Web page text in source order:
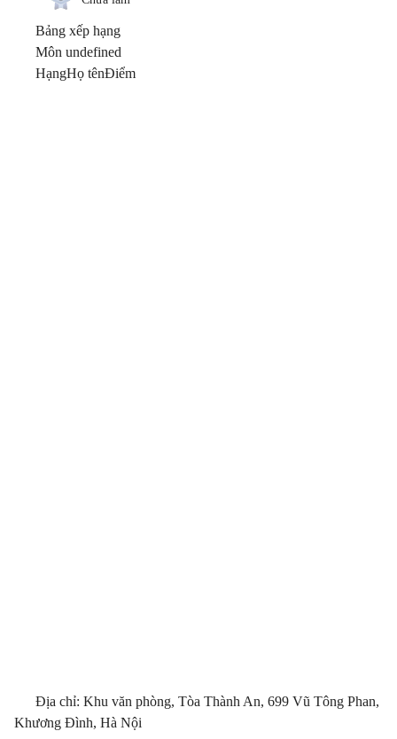
Bảng xếp hạng
Môn undefined
HạngHọ tênĐiểm
Địa chỉ: Khu văn phòng, Tòa Thành An, 699 Vũ Tông Phan,
Khương Đình, Hà Nội